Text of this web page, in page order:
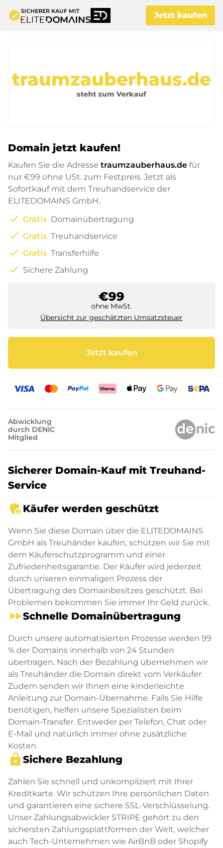
verifiedSICHERER KAUF MIT Jetzt kaufen
traumzauberhaus.de
steht zum Verkauf
Domain jetzt kaufen!
Kaufen Sie die Adresse traumzauberhaus.de für
nur €99 ohne USt. zum Festpreis. Jetzt als
Sofortkauf mit dem Treuhandservice der
ELITEDOMAINS GmbH.
check Gratis Domainübertragung
check Gratis Treuhandservice
check Gratis Transferhilfe
check Sichere Zahlung
€99
ohne MwSt.
Übersicht zur geschätzten Umsatzsteuer
Jetzt kaufen
Abwicklung
durch DENIC
Mitglied
Sicherer Domain-Kauf mit Treuhand-
Service
admin_panel_settingsKäufer werden geschützt
Wenn Sie diese Domain über die ELITEDOMAINS
GmbH als Treuhänder kaufen, schützen wir Sie mit
dem Käuferschutzprogramm und einer
Zufriedenheitsgarantie. Der Käufer wird jederzeit
durch unseren einmaligen Prozess der
Übertragung des Domainbesitzes geschützt. Bei
Problemen bekommen Sie immer Ihr Geld zurück.
fast_forwardSchnelle Domainübertragung
Durch unsere automatisierten Prozesse werden 99
% der Domains innerhalb von 24 Stunden
übertragen. Nach der Bezahlung übernehmen wir
als Treuhänder die Domain direkt vom Verkäufer.
Zudem senden wir Ihnen eine kinderleichte
Anleitung zur Domain-Übernahme. Falls Sie Hilfe
benötigen, helfen unsere Spezialisten beim
Domain-Transfer. Entweder per Telefon, Chat oder
E-Mail und natürlich immer ohne zusätzliche
Kosten.
lock Sichere Bezahlung
Zahlen Sie schnell und unkompliziert mit Ihrer
Kreditkarte. Wir schützen Ihre persönlichen Daten
und garantieren eine sichere SSL-Verschlüsselung.
Unser Zahlungsabwickler STRIPE gehört zu den
sichersten Zahlungsplattformen der Welt, welcher
auch Tech-Unternehmen wie AirBnB oder Shopify